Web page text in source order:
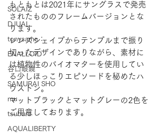
SOLAIZ
DJUAL
tonysame：
ENALLOID
谷口眼鏡
SAMURAI SHO
mu
tsubura
AQUALIBERTY
もともとは2021年にサングラスで発売
されたもののフレームバージョンとな
ります。
レンズシェイプからテンプルまで振り
切ったデザインでありながら、素材に
は植物性のバイオマターを使用してい
る少しほっこりエピソードを秘めたハ
ウストン。
マットブラックとマットグレーの2色を
ご用意しております。